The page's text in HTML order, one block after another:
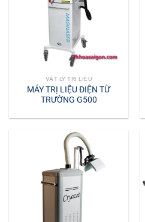
VẬT LÝ TRỊ LIỆU
MÁY TRỊ LIỆU ĐIỆN TỪ
TRƯỜNG G500